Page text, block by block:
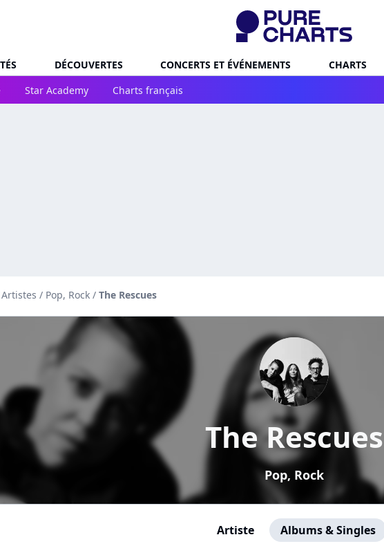
DÉCOUVERTES CONCERTS ET ÉVÉNEMENTS CHARTS
Star Academy Charts français
Artistes / Pop, Rock / The Rescues
The Rescues
Pop, Rock
Artiste Albums & Singles